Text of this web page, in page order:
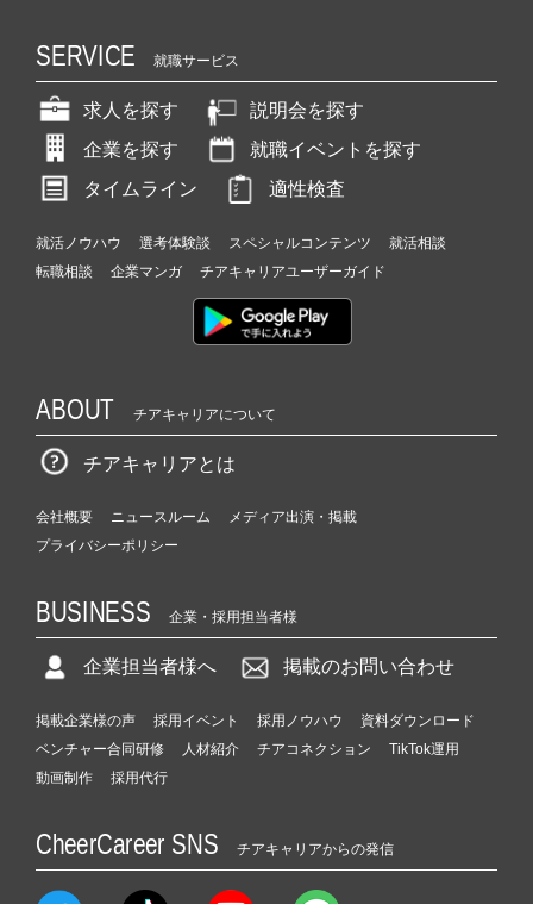
SERVICE 就職サービス
求人を探す
説明会を探す
企業を探す
就職イベントを探す
タイムライン
適性検査
就活ノウハウ 選考体験談 スペシャルコンテンツ
就活相談
転職相談
企業マンガ チアキャリアユーザーガイド
ABOUT チアキャリアについて
チアキャリアとは
会社概要 ニュースルーム
メディア出演・掲載
プライバシーポリシー
BUSINESS 企業・採用担当者様
企業担当者様へ 掲載のお問い合わせ
掲載企業様の声 採用イベント 採用ノウハウ
資料ダウンロード
ベンチャー合同研修
人材紹介 チアコネクション
TikTok運用
動画制作
採用代行
CheerCareer SNS チアキャリアからの発信